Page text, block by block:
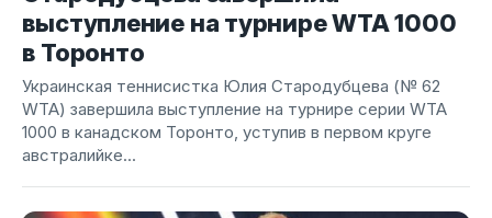
выступление на турнире WTA 1000
в Торонто
Украинская теннисистка Юлия Стародубцева (№ 62
WTA) завершила выступление на турнире серии WTA
1000 в канадском Торонто, уступив в первом круге
австралийке...